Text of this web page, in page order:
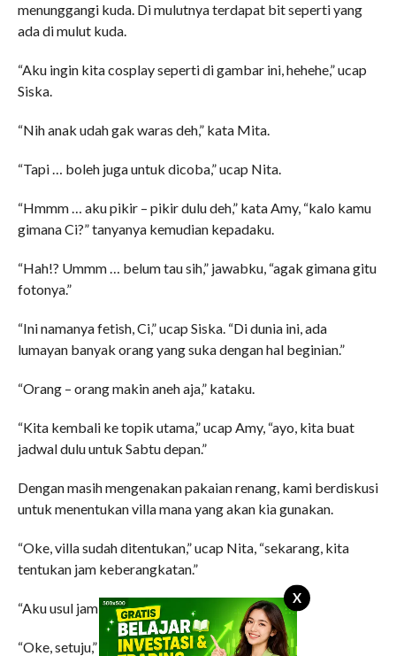
X
menunggangi kuda. Di mulutnya terdapat bit seperti yang
ada di mulut kuda.
“Aku ingin kita cosplay seperti di gambar ini, hehehe,” ucap
Siska.
“Nih anak udah gak waras deh,” kata Mita.
“Tapi … boleh juga untuk dicoba,” ucap Nita.
“Hmmm … aku pikir – pikir dulu deh,” kata Amy, “kalo kamu
gimana Ci?” tanyanya kemudian kepadaku.
“Hah!? Ummm … belum tau sih,” jawabku, “agak gimana gitu
fotonya.”
“Ini namanya fetish, Ci,” ucap Siska. “Di dunia ini, ada
lumayan banyak orang yang suka dengan hal beginian.”
“Orang – orang makin aneh aja,” kataku.
“Kita kembali ke topik utama,” ucap Amy, “ayo, kita buat
jadwal dulu untuk Sabtu depan.”
Dengan masih mengenakan pakaian renang, kami berdiskusi
untuk menentukan villa mana yang akan kia gunakan.
“Oke, villa sudah ditentukan,” ucap Nita, “sekarang, kita
tentukan jam keberangkatan.”
“Aku usul jam 7 pagi,” usul Siska.
“Oke, setuju,” balas Amy.